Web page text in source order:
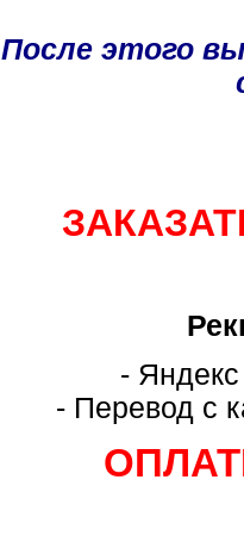
После этого
-
- Перевод с